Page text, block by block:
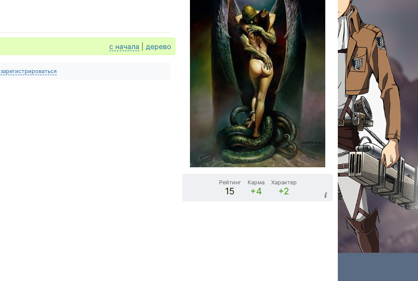
с начала дерево
зарегистрироваться
Рейтинг
15
Карма
+4
Характер
+2